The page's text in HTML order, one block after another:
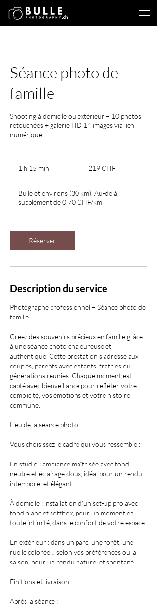
Séance photo de
famille
Shooting à domicile ou extérieur – 10 photos
retouchées + galerie HD 14 images via lien
numérique
1 h 15 min
m
i
n
suisses
219 CHF
Bulle et environs (30 km). Au-delà,
supplément de 0.70 CHF/km
Réserver
Description du service
Photographe professionnel – Séance photo de
famille
Créez des souvenirs précieux en famille grâce
à une séance photo chaleureuse et
authentique. Cette prestation s’adresse aux
couples, parents avec enfants, fratries ou
générations réunies. Chaque moment est
capté avec bienveillance pour refléter votre
complicité, vos émotions et votre histoire
commune.
Lieu de la séance photo
Vous choisissez le cadre qui vous ressemble :
En studio : ambiance maîtrisée avec fond
neutre et éclairage doux, idéal pour un rendu
intemporel et élégant.
À domicile : installation d'un set-up pro avec
fond blanc et softbox, pour un moment en
toute intimité, dans le confort de votre espace.
En extérieur : dans un parc, une forêt, une
ruelle colorée… selon vos préférences ou la
saison, pour un rendu naturel et spontané.
Finitions et livraison
Après la séance :